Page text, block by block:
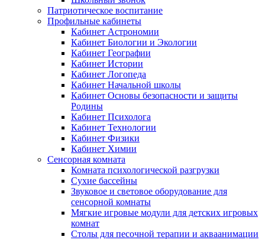
Патриотическое воспитание
Профильные кабинеты
Кабинет Астрономии
Кабинет Биологии и Экологии
Кабинет Географии
Кабинет Истории
Кабинет Логопеда
Кабинет Начальной школы
Кабинет Основы безопасности и защиты
Родины
Кабинет Психолога
Кабинет Технологии
Кабинет Физики
Кабинет Химии
Сенсорная комната
Комната психологической разгрузки
Сухие бассейны
Звуковое и световое оборудование для
сенсорной комнаты
Мягкие игровые модули для детских игровых
комнат
Столы для песочной терапии и акваанимации